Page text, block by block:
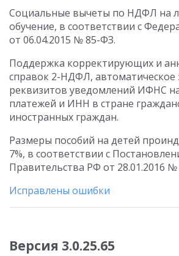
Социальные вычеты по НДФЛ на
обучение, в соответствии с
от 06.04.2015 № 85-ФЗ.
Поддержка корректирующих и
справок 2-НДФЛ, автоматическое
реквизитов уведомлений ИФНС
платежей и ИНН в стране
иностранных граждан.
Размеры пособий на детей
7%, в соответствии с
Правительства РФ от 28.01.2016 №
Исправлены ошибки
Версия 3.0.25.65